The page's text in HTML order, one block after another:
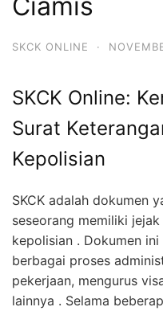
SKCK ONLINE ·
SKCK Online:
Surat
Kepolisian
SKCK adalah dokumen
seseorang memiliki
kepolisian . Dokumen
berbagai proses
pekerjaan, mengurus
lainnya . Selama